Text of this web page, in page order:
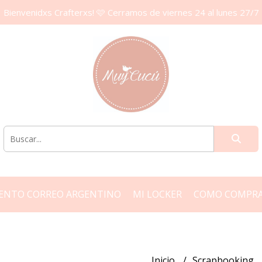
Bienvenidxs Crafterxs! 🩷 Cerramos de viernes 24 al lunes 27/7
CORREO ARGENTINO MI LOCKER COMO